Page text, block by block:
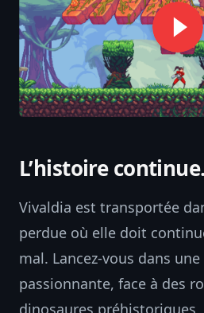
L’histoire
Vivaldia est transportée
perdue où elle doit
mal. Lancez-vous dans
passionnante, face à des
dinosaures